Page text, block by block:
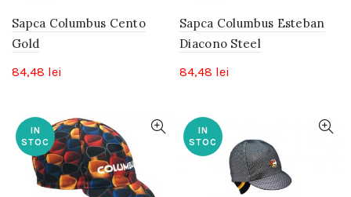
Sapca Columbus Cento
Gold
84,48 lei
Sapca Columbus Esteban
Diacono Steel
84,48 lei
IN
STOC
IN
STOC